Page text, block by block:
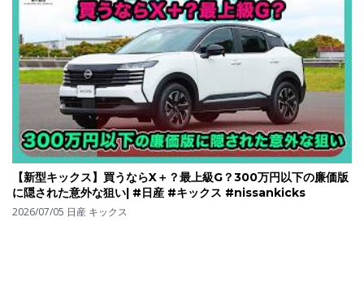
【新型キックス】買うならX＋？最上級G？300万円以下の廉価版
に隠された意外な狙い| #日産 #キックス #nissankicks
2026/07/05 日産 キックス